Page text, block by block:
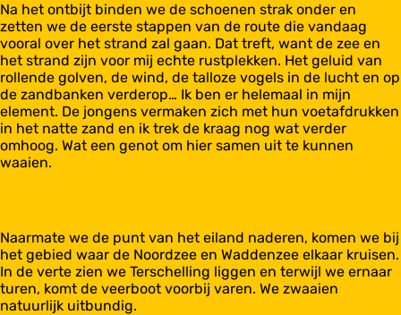
Na het ontbijt binden we de schoenen strak onder en
zetten we de eerste stappen van de route die vandaag
vooral over het strand zal gaan. Dat treft, want de zee en
het strand zijn voor mij echte rustplekken. Het geluid van
rollende golven, de wind, de talloze vogels in de lucht en op
de zandbanken verderop… Ik ben er helemaal in mijn
element. De jongens vermaken zich met hun voetafdrukken
in het natte zand en ik trek de kraag nog wat verder
omhoog. Wat een genot om hier samen uit te kunnen
waaien.
Naarmate we de punt van het eiland naderen, komen we bij
het gebied waar de Noordzee en Waddenzee elkaar kruisen.
In de verte zien we Terschelling liggen en terwijl we ernaar
turen, komt de veerboot voorbij varen. We zwaaien
natuurlijk uitbundig.